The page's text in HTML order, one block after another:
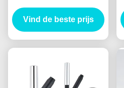
Verpakking Design
lipstickbuizen
Oogschaduw container
Vind de beste prijs